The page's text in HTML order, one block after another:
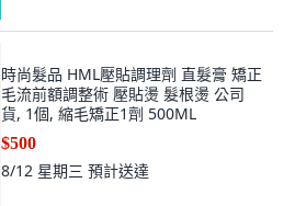
毛流前額調整術 壓貼燙 髮根燙 公司
貨, 1個, 縮毛矯正1劑 500ML
$500
8/12 星期三